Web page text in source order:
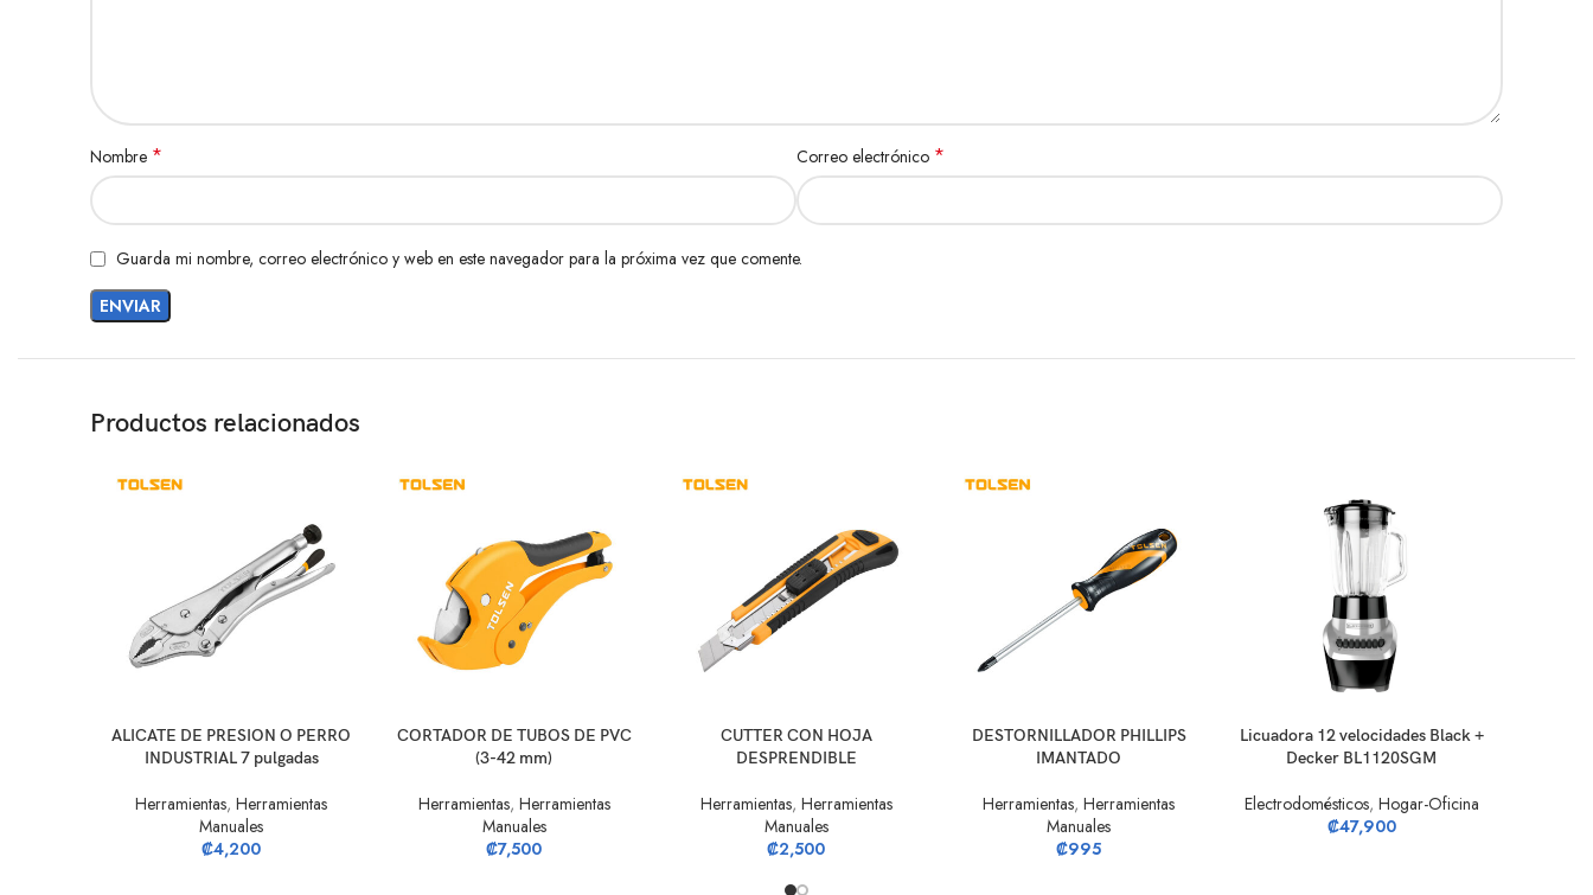
Nombre * Correo electrónico *
Guarda mi nombre, correo electrónico y web en este navegador para la próxima vez que comente.
Productos relacionados
AÑADIR AL CARRITO
ALICATE DE PRESION O PERRO
INDUSTRIAL 7 pulgadas
Herramientas,Herramientas
Manuales
₡4,200
AÑADIR AL CARRITO
CORTADOR DE TUBOS DE PVC
(3-42 mm)
Herramientas, Herramientas
Manuales
₡7,500
AÑADIR AL CARRITO
CUTTER CON HOJA
DESPRENDIBLE
Herramientas, Herramientas
Manuales
₡2,500
AÑADIR AL CARRITO
DESTORNILLADOR PHILLIPS
IMANTADO
Herramientas,Herramientas
Manuales
₡995
AÑADIR AL CARRITO
Licuadora 12 velocidades Black +
Decker BL1120SGM
Electrodomésticos, Hogar-Oficina
₡47,900